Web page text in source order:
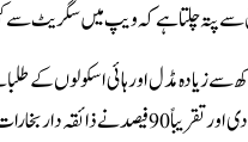
سے پتہ چلتا ہے کہ ویپ میں سگریٹ سے
کرنے کی اطلاع دی اور تقریباً 90 فیصد نے